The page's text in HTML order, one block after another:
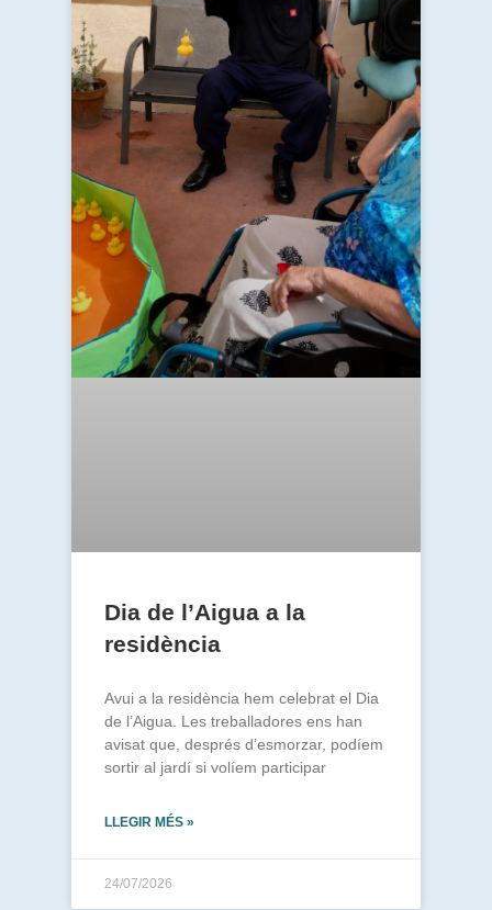
Dia de l’Aigua a la
residència
Avui a la residència hem celebrat el Dia
de l’Aigua. Les treballadores ens han
avisat que, després d’esmorzar, podíem
sortir al jardí si volíem participar
LLEGIR MÉS »
24/07/2026